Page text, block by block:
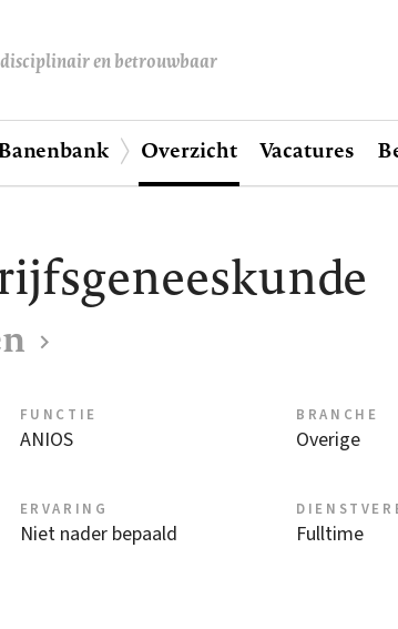
en betrouwbaar
Overzicht Vacatures
FUNCTIE
ANIOS
BRANCHE
Overige
ERVARING
Niet nader bepaald Fulltime